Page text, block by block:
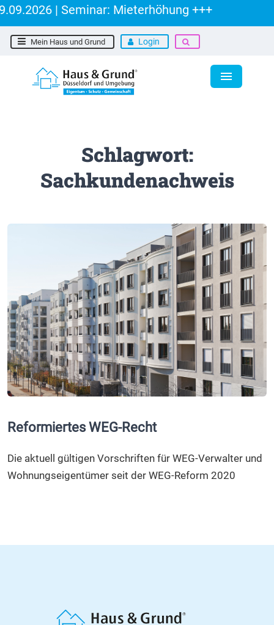
| Seminar: Mieterhöhung +++
Mein Haus und Grund Login
Schlagwort:
Sachkundenachweis
Reformiertes WEG-Recht
Die aktuell gültigen Vorschriften für WEG-Verwalter und
Wohnungseigentümer seit der WEG-Reform 2020